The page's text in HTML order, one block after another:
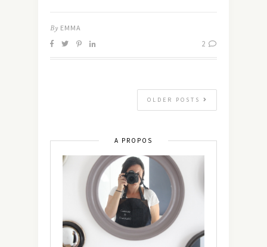
By EMMA
2
OLDER POSTS
A PROPOS